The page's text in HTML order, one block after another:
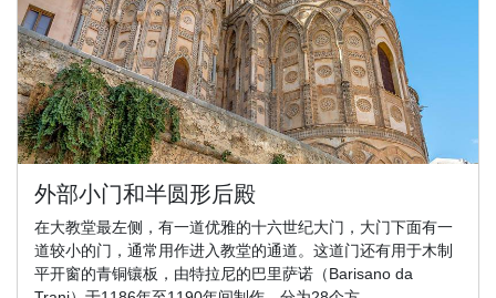
外部小门和半圆形后殿
在大教堂最左侧，有一道优雅的十六世纪大门，大门下面有一
道较小的门，通常用作进入教堂的通道。这道门还有用于木制
平开窗的青铜镶板，由特拉尼的巴里萨诺（Barisano da